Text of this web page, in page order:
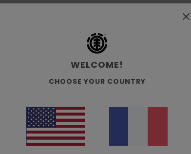
Note moyenne
5.0
WELCOME!
CHOOSE YOUR COUNTRY